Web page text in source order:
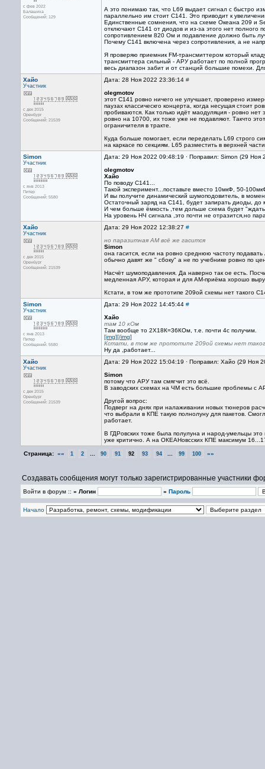
с фев 2022
Балашиха
Сообщений: 129
А это понимаю так, что L69 выдает сигнал с быстро
параллельно им стоит C141. Это приводит к
Единственные сомнения, что на схеме Океана 209 и
отключают C141 от диодов и из-за этого нет
сопротивлением 820 Ом и подавление должно быть
Почему C141 включена через сопротивления, а не
Я проверяю приемник FM-трансмиттером который
трансмиттера сильный - АРУ работает по полной
весь диапазон забит и от станций большие помехи.
Хайо
Участник
с дек 2015
Оренбург
Сообщений: 21539
Дата: 28 Ноя 2022 23:36:14 #
olegmotov
этот С141 ровно ничего не улучшает, проверено
паузах классическго концерта, когда несущая стоит
пробиваются. Как только идёт маодуляция - ровно
ровно на 10700, их тоже уже не подавляют. Такчто
ограничителя в тракте.
Куда больше помогает, если переделать L69 строго
на каркасе по секциям. L65 разместить в верхней
Simon
Участник
с янв 2013
Питер
Сообщений: 5580
Дата: 29 Ноя 2022 09:48:19 · Поправил: Simon (29 Ноя
olegmotov
Хайо
По поводу С141...
Такой эксперимент...поставьте вместо 10мкФ, 50-
И вы получите динамический шумоподовитель, в
Остаточный заряд на С141, будет запирать диоды,
И чем больше ёмкость ,тем дольше схема будет
На уровень НЧ сигнала ,это почти не отразится,но
Хайо
Участник
с дек 2015
Оренбург
Сообщений: 21539
Дата: 29 Ноя 2022 12:38:27 #
но паразитная АМ всё же гасится
Simon
она гасится, если на ровно среднюю частоту
обычно давят же " сбоку" а не по учебнике ровно по
Насчёт шумоподавления. Да наверно так ое есть.
медленная АРУ, которая и для АМ-приёма хорошо
Кстати, в том же прототипе 209ой схемы нет такого
Simon
Участник
с янв 2013
Питер
Сообщений: 5580
Дата: 29 Ноя 2022 14:45:44 #
Хайо
там 10 кОм
Там вообще то 2Х18К=36КОм, т.е. почти 4с получим.
[img][/img]
Кстати, в том же прототипе 209ой схемы нет
Ну да ,работает...
Хайо
Участник
с дек 2015
Оренбург
Сообщений: 21539
Дата: 29 Ноя 2022 15:04:19 · Поправил: Хайо (29 Ноя
Simon
потому что АРУ там смягчит это всё.
В заводских схемах на ЧМ есть большие проблемы с
Другой вопрос:
Подверг на днях при налаживании новых тюнеров
что выбрали в КПЕ такую полнолуну для пакетов.
работает.
В ГДРовских тоже была полулуна и народ-умельцы
уже критично. А на ОКЕАНовсских КПЕ максимум
Страница: «« 1 2 90 91 92 93 94 99 100 »»
Создавать сообщения могут только зарегистрированные участники
Войти в форум :: » Логин » Пароль
Начало